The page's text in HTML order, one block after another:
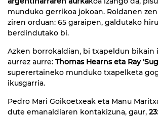
munduko gerrikoa jokoan. Roldanen
ziren orduan: 65 garaipen, galdutako
berdindutako bi.
Azken borrokaldian, bi txapeldun bikain
aurrez aurre: Thomas Hearns eta Ray
superertaineko munduko txapelketa
ikusgarria.
Pedro Mari Goikoetxeak eta Manu
dute emanaldiaren kontakizuna, gaur,